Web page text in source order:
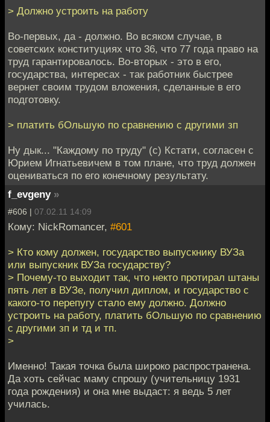
> Должно устроить на работу
Во-первых, да - должно. Во всяком случае, в
советских конституциях что 36, что 77 года право на
труд гарантировалось. Во-вторых - это в его,
государства, интересах - так работник быстрее
вернет своим трудом вложения, сделанные в его
подготовку.
> платить бОльшую по сравнению с другими зп
Ну дык... "Каждому по труду" (с) Кстати, согласен с
Юрием Игнатьевичем в том плане, что труд должен
оцениваться по его конечному результату.
f_evgeny »
#606 | 07.02.11 14:09
Кому: NickRomancer, #601
> Кто кому должен, государство выпускнику ВУЗа
или выпускник ВУЗа государству?
> Почему-то выходит так, что некто протирал штаны
пять лет в ВУЗе, получил диплом, и государство с
какого-то перепугу стало ему должно. Должно
устроить на работу, платить бОльшую по сравнению
с другими зп и тд и тп.
>
Именно! Такая точка была широко распространена.
Да хоть сейчас маму спрошу (учительницу 1931
года рождения) и она мне выдаст: я ведь 5 лет
училась.